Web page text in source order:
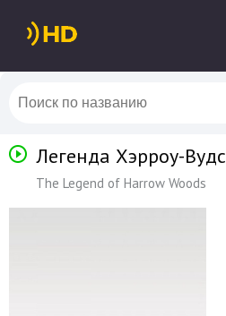
Легенда Хэрроу-Вудс
The Legend of Harrow Woods